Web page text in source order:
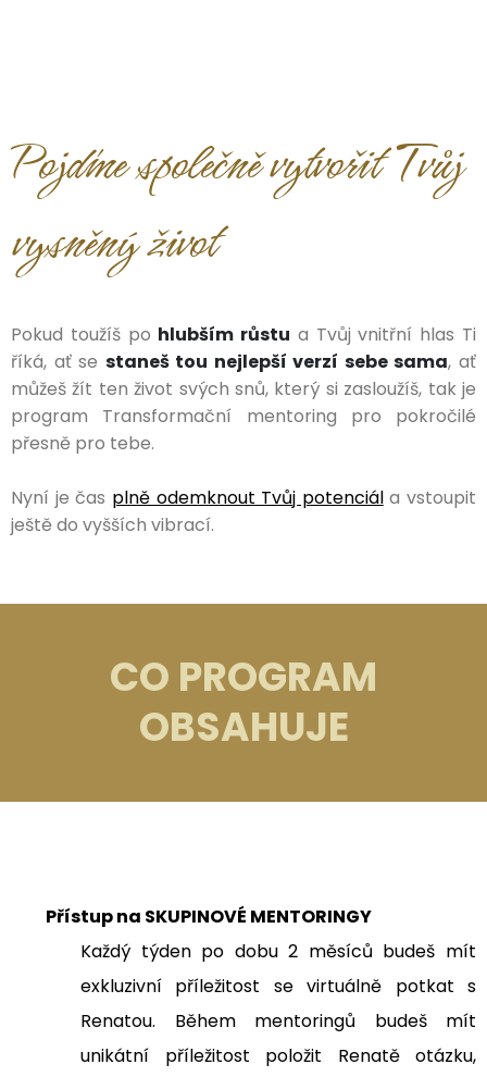
Pojďme společně vytvořit Tvůj
vysněný život
Pokud toužíš po hlubším růstu a Tvůj vnitřní hlas Ti
říká, ať se staneš tou nejlepší verzí sebe sama, ať
můžeš žít ten život svých snů, který si zasloužíš, tak je
program Transformační mentoring pro pokročilé
přesně pro tebe.
Nyní je čas plně odemknout Tvůj potenciála vstoupit
ještě do vyšších vibrací.
CO PROGRAM
OBSAHUJE
Přístup na SKUPINOVÉ MENTORINGY
Každý týden po dobu 2 měsíců budeš mít
exkluzivní příležitost se virtuálně potkat s
Renatou. Během mentoringů budeš mít
unikátní příležitost položit Renatě otázku,